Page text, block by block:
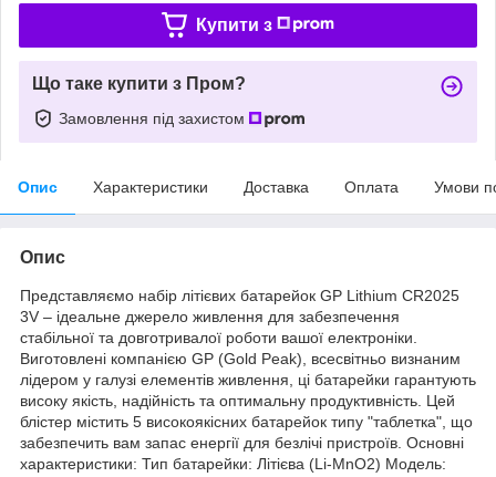
Купити з
Що таке купити з Пром?
Замовлення під захистом
Опис Характеристики Доставка Оплата Умови
Опис
Представляємо набір літієвих батарейок GP Lithium CR2025
3V – ідеальне джерело живлення для забезпечення
стабільної та довготривалої роботи вашої електроніки.
Виготовлені компанією GP (Gold Peak), всесвітньо визнаним
лідером у галузі елементів живлення, ці батарейки гарантують
високу якість, надійність та оптимальну продуктивність. Цей
блістер містить 5 високоякісних батарейок типу "таблетка", що
забезпечить вам запас енергії для безлічі пристроїв. Основні
характеристики: Тип батарейки: Літієва (Li-MnO2) Модель: